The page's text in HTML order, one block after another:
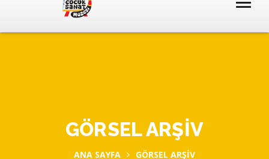
GÖRSEL ARŞİV
ANA SAYFA GÖRSEL ARŞİV